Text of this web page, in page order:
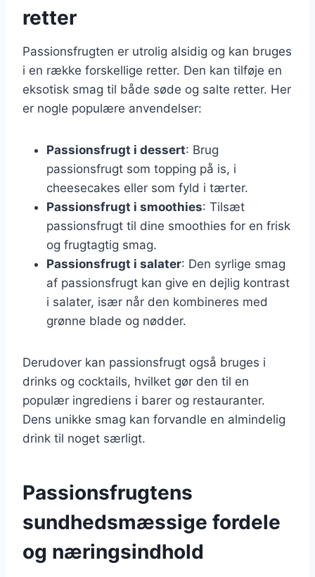
retter
Passionsfrugten er utrolig alsidig og kan bruges
i en række forskellige retter. Den kan tilføje en
eksotisk smag til både søde og salte retter. Her
er nogle populære anvendelser:
Passionsfrugt i dessert: Brug
passionsfrugt som topping på is, i
cheesecakes eller som fyld i tærter.
Passionsfrugt i smoothies: Tilsæt
passionsfrugt til dine smoothies for en frisk
og frugtagtig smag.
Passionsfrugt i salater: Den syrlige smag
af passionsfrugt kan give en dejlig kontrast
i salater, især når den kombineres med
grønne blade og nødder.
Derudover kan passionsfrugt også bruges i
drinks og cocktails, hvilket gør den til en
populær ingrediens i barer og restauranter.
Dens unikke smag kan forvandle en almindelig
drink til noget særligt.
Passionsfrugtens
sundhedsmæssige fordele
og næringsindhold